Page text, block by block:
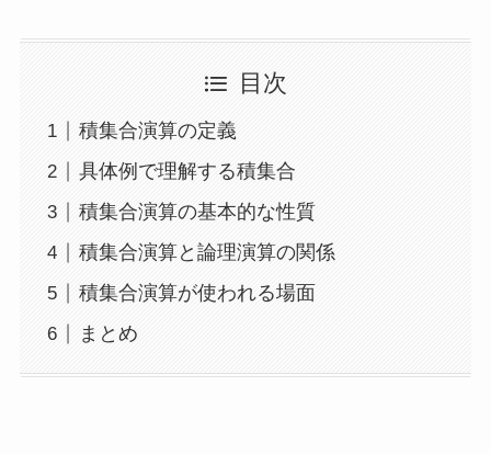
目次
積集合演算の定義
具体例で理解する積集合
積集合演算の基本的な性質
積集合演算と論理演算の関係
積集合演算が使われる場面
まとめ